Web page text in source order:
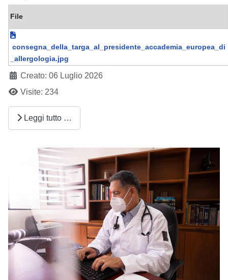
File
consegna_della_targa_al_presidente_accademia_europea_di
_allergologia.jpg
Creato: 06 Luglio 2026
Visite: 234
Leggi tutto …